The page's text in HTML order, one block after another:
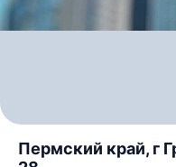
Пермский край, г